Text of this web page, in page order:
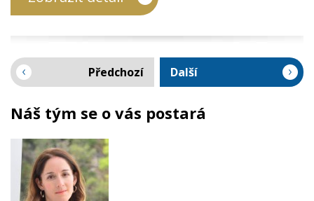
Předchozí Další
Náš tým se o vás postará